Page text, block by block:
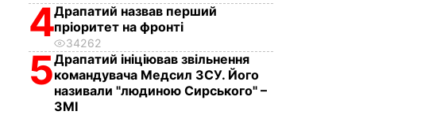
4Драпатий назвав перший
пріоритет на фронті
34262
5Драпатий ініціював звільнення
командувача Медсил ЗСУ. Його
називали "людиною Сирського" –
ЗМІ